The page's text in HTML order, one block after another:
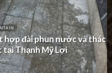
FOUNTAIN
tường hiện đại tại Khu
Villa